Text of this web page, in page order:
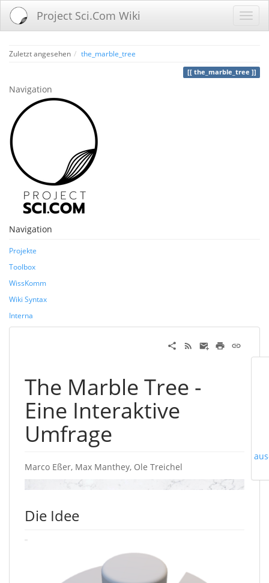
Project Sci.Com Wiki
Zuletzt angesehen the_marble_tree
the_marble_tree
Navigation
Navigation
Projekte
Toolbox
WissKomm
Wiki Syntax
Interna
The Marble Tree -
Eine Interaktive
Umfrage
Marco Eßer, Max Manthey, Ole Treichel
Die Idee